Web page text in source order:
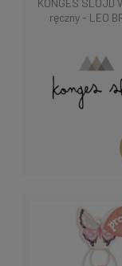
KONGES SLOJD
ręczny - LEO